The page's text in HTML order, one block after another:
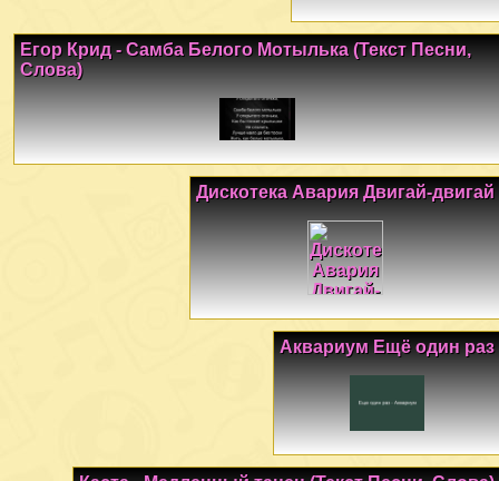
Егор Крид - Самба Белого Мотылька (Текст Песни,
Слова)
Дискотека Авария Двигай-двигай
Аквариум Ещё один раз